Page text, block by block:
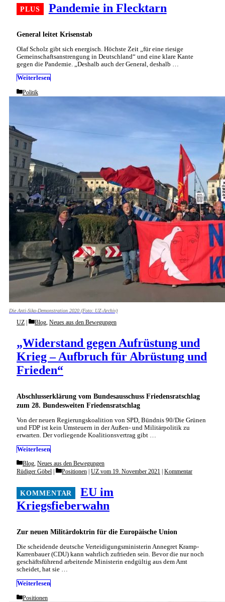
General leitet Krisenstab
Pandemie in Flecktarn
Olaf Scholz gibt sich energisch. Höchste Zeit „für eine riesige
Gemeinschaftsanstrengung in Deutschland“ und eine klare Kante
gegen die Pandemie. „Deshalb auch der General, deshalb …
Weiterlesen
Categories
Politik
Die Anti-Siko-Demonstration 2020 (Foto: UZ-Archiv)
Abschlusserklärung vom Bundesausschuss Friedensratschlag
zum 28. Bundesweiten Friedensratschlag
„Widerstand gegen Aufrüstung und
Krieg – Aufbruch für Abrüstung und
Frieden“
UZ Categories
Blog, Neues aus den Bewegungen
Von der neuen Regierungskoalition von SPD, Bündnis 90/Die Grünen
und FDP ist kein Umsteuern in der Außen- und Militärpolitik zu
erwarten. Der vorliegende Koalitionsvertrag gibt …
Weiterlesen
Categories
Blog, Neues aus den Bewegungen
Zur neuen Militärdoktrin für die Europäische Union
EU im
Kriegsfieberwahn
Rüdiger Göbel Categories
Positionen UZ vom 19. November 2021 Kommentar
Die scheidende deutsche Verteidigungsministerin Annegret Kramp-
Karrenbauer (CDU) kann wahrlich zufrieden sein. Bevor die nur noch
geschäftsführend arbeitende Ministerin endgültig aus dem Amt
scheidet, hat sie …
Weiterlesen
Categories
Positionen